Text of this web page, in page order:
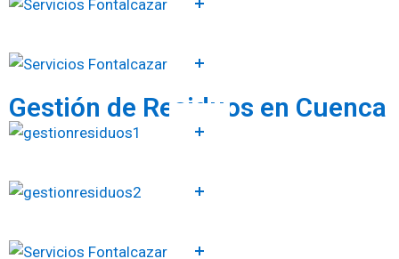
Gestión de Residuos en Cuenca